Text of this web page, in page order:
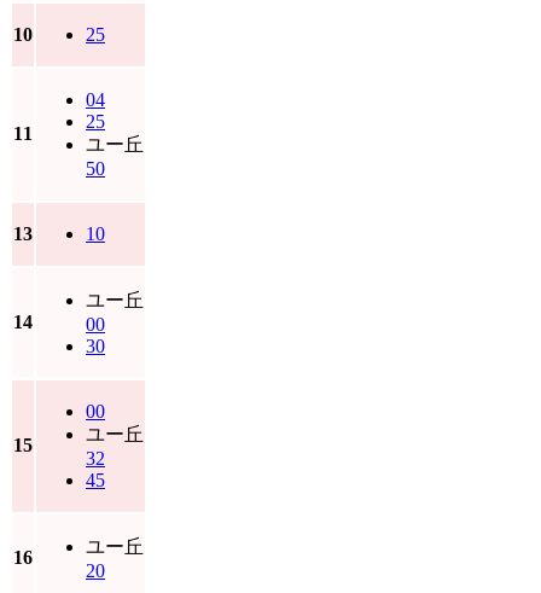
10 25
11
04
25
ユー丘
50
13 10
14
ユー丘
00
30
15
00
ユー丘
32
45
16
ユー丘
20